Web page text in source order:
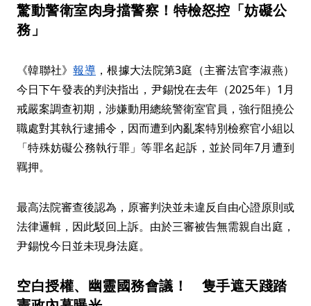
驚動警衛室肉身擋警察！特檢怒控「妨礙公
務」
《韓聯社》報導 ，根據大法院第3庭（主審法官李淑燕）
今日下午發表的判決指出，尹錫悅在去年（2025年）1月
戒嚴案調查初期，涉嫌動用總統警衛室官員，強行阻撓公
職處對其執行逮捕令，因而遭到內亂案特別檢察官小組以
「特殊妨礙公務執行罪」等罪名起訴，並於同年7月遭到
羈押。
最高法院審查後認為，原審判決並未違反自由心證原則或
法律邏輯，因此駁回上訴。由於三審被告無需親自出庭，
尹錫悅今日並未現身法庭。
空白授權、幽靈國務會議！ 隻手遮天踐踏